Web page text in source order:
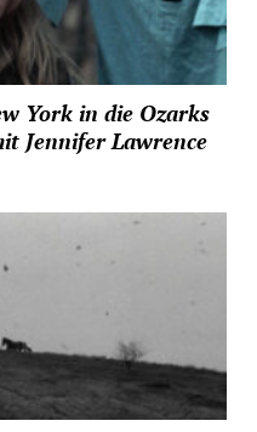
York in die Ozarks
Jennifer Lawrence